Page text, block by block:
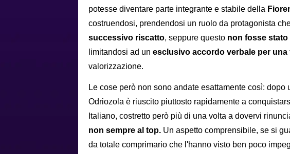
potesse diventare parte integrante e stabile della
costruendosi, prendendosi un ruolo da protagonista
successivo riscatto, seppure questo non fosse
limitandosi ad un esclusivo accordo verbale per una
valorizzazione.
Le cose però non sono andate esattamente così:
Odriozola è riuscito piuttosto rapidamente a
Italiano, costretto però più di una volta a dovervi
non sempre al top. Un aspetto comprensibile, se si
da totale comprimario che l'hanno visto ben poco